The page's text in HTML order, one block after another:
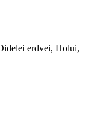
erdvei, Holui,